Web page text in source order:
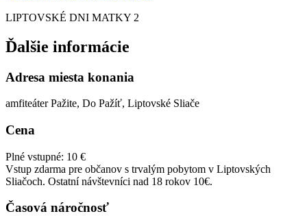
LIPTOVSKÉ DNI MATKY 2
Ďalšie informácie
Adresa miesta konania
amfiteáter Pažite, Do Pažíť, Liptovské Sliače
Cena
Plné vstupné: 10 €
Vstup zdarma pre občanov s trvalým pobytom v Liptovských
Sliačoch. Ostatní návštevníci nad 18 rokov 10€.
Časová náročnosť